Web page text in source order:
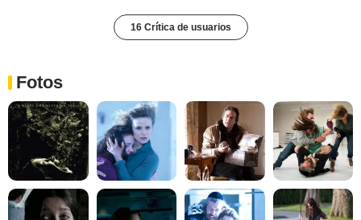
16 Crítica de usuarios
Fotos